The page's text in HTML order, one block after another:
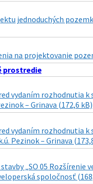
jednoduchých
na projektovanie
prostredie
vydaním rozhodnutia k
– Grinava (172,6 kB)
vydaním rozhodnutia k
Pezinok – Grinava
„SO 05 Rozšírenie
spoločnosť